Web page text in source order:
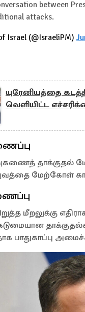
between
attacks.
Israel (@IsraeliPM)
யுரேனியத்தை
வெளியிட்ட
தாக்குதல்
மேற்கோள்
மீறலுக்கு
பாதுகாப்பு